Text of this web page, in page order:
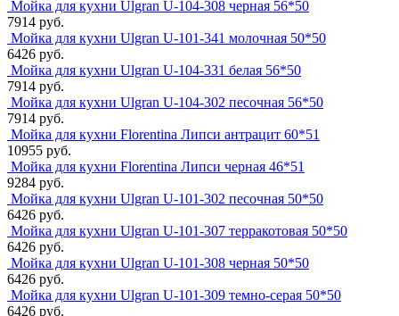
Мойка для кухни Ulgran U-104-308 черная 56*50
7914 руб.
Мойка для кухни Ulgran U-101-341 молочная 50*50
6426 руб.
Мойка для кухни Ulgran U-104-331 белая 56*50
7914 руб.
Мойка для кухни Ulgran U-104-302 песочная 56*50
7914 руб.
Мойка для кухни Florentina Липси антрацит 60*51
10955 руб.
Мойка для кухни Florentina Липси черная 46*51
9284 руб.
Мойка для кухни Ulgran U-101-302 песочная 50*50
6426 руб.
Мойка для кухни Ulgran U-101-307 терракотовая 50*50
6426 руб.
Мойка для кухни Ulgran U-101-308 черная 50*50
6426 руб.
Мойка для кухни Ulgran U-101-309 темно-серая 50*50
6426 руб.